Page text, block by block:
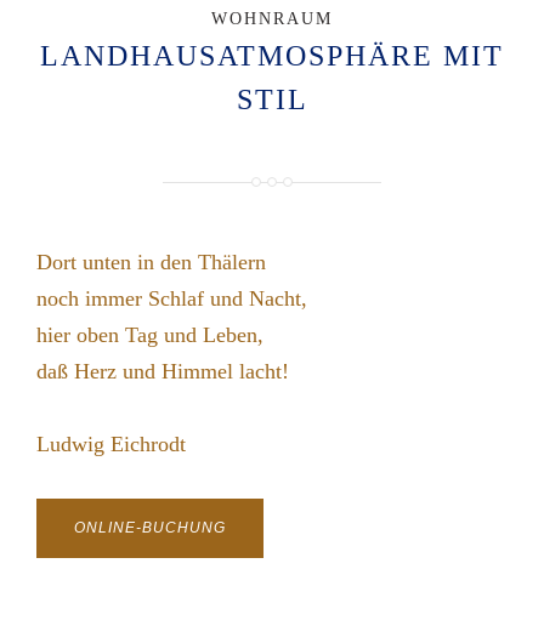
WOHNRAUM
LANDHAUSATMOSPHÄRE MIT
STIL
Dort unten in den Thälern
noch immer Schlaf und Nacht,
hier oben Tag und Leben,
daß Herz und Himmel lacht!
Ludwig Eichrodt
ONLINE-BUCHUNG